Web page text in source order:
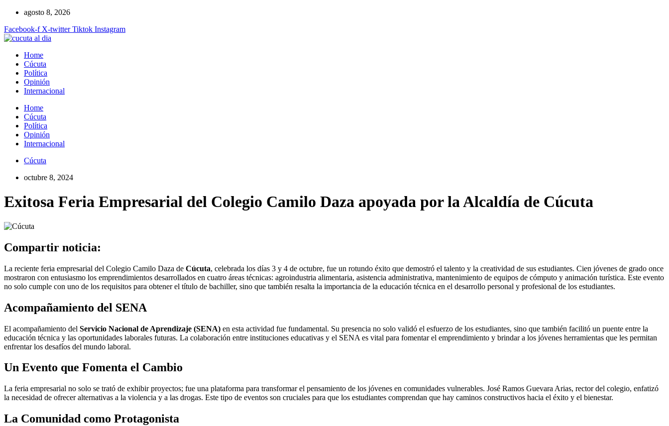
contenido
agosto 8, 2026
Facebook-f X-twitter Tiktok Instagram
Home
Cúcuta
Política
Opinión
Internacional
Home
Cúcuta
Política
Opinión
Internacional
Cúcuta
octubre 8, 2024
Exitosa Feria Empresarial del Colegio Camilo Daza apoyada por la Alcaldía de Cúcuta
Compartir noticia:
La reciente feria empresarial del Colegio Camilo Daza de Cúcuta, celebrada los días 3 y 4 de octubre, fue un rotundo éxito que demostró el talento y la creatividad de sus estudiantes. Cien jóvenes de grado once
mostraron con entusiasmo los emprendimientos desarrollados en cuatro áreas técnicas: agroindustria alimentaria, asistencia administrativa, mantenimiento de equipos de cómputo y animación turística. Este evento
no solo cumple con uno de los requisitos para obtener el título de bachiller, sino que también resalta la importancia de la educación técnica en el desarrollo personal y profesional de los estudiantes.
Acompañamiento del SENA
El acompañamiento del Servicio Nacional de Aprendizaje (SENA) en esta actividad fue fundamental. Su presencia no solo validó el esfuerzo de los estudiantes, sino que también facilitó un puente entre la
educación técnica y las oportunidades laborales futuras. La colaboración entre instituciones educativas y el SENA es vital para fomentar el emprendimiento y brindar a los jóvenes herramientas que les permitan
enfrentar los desafíos del mundo laboral.
Un Evento que Fomenta el Cambio
La feria empresarial no solo se trató de exhibir proyectos; fue una plataforma para transformar el pensamiento de los jóvenes en comunidades vulnerables. José Ramos Guevara Arias, rector del colegio, enfatizó
la necesidad de ofrecer alternativas a la violencia y a las drogas. Este tipo de eventos son cruciales para que los estudiantes comprendan que hay caminos constructivos hacia el éxito y el bienestar.
La Comunidad como Protagonista